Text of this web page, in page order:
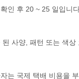
인 후 20 ~ 25 일입니
사양, 패턴 또는 색상
는 국제 택배 비용을